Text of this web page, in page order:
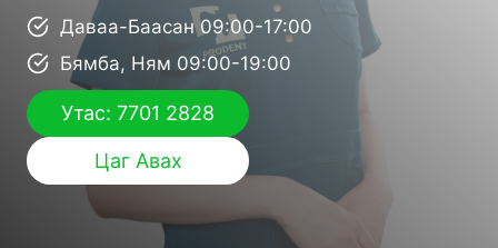
Даваа-Баасан 09:00-17:00
Бямба, Ням 09:00-19:00
Утас: 7701 2828
Цаг Авах